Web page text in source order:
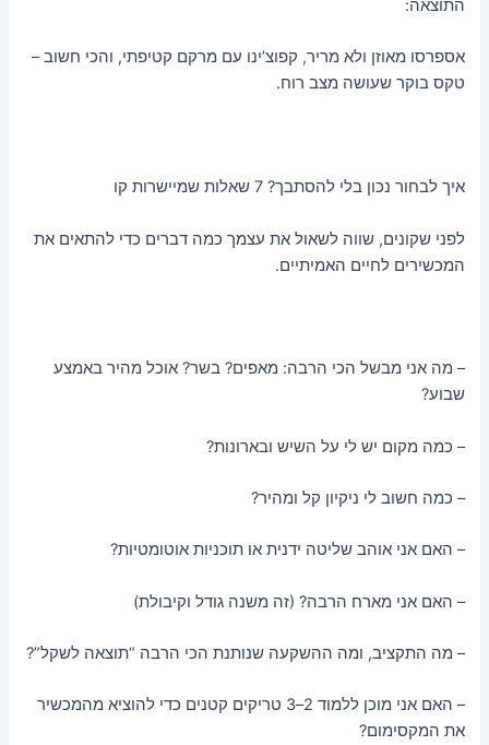
התוצאה:
אספרסו מאוזן ולא מריר, קפוצ’ינו עם מרקם קטיפתי, והכי חשוב –
טקס בוקר שעושה מצב רוח.
איך לבחור נכון בלי להסתבך? 7 שאלות שמיישרות קו
לפני שקונים, שווה לשאול את עצמך כמה דברים כדי להתאים את
המכשירים לחיים האמיתיים.
– מה אני מבשל הכי הרבה: מאפים? בשר? אוכל מהיר באמצע
שבוע?
– כמה מקום יש לי על השיש ובארונות?
– כמה חשוב לי ניקיון קל ומהיר?
– האם אני אוהב שליטה ידנית או תוכניות אוטומטיות?
– האם אני מארח הרבה? (זה משנה גודל וקיבולת)
– מה התקציב, ומה ההשקעה שנותנת הכי הרבה “תוצאה לשקל”?
– האם אני מוכן ללמוד 2–3 טריקים קטנים כדי להוציא מהמכשיר
את המקסימום?